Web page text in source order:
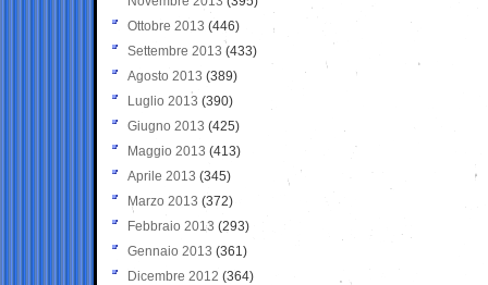
Ottobre 2013 (446)
Settembre 2013 (433)
Agosto 2013 (389)
Luglio 2013 (390)
Giugno 2013 (425)
Maggio 2013 (413)
Aprile 2013 (345)
Marzo 2013 (372)
Febbraio 2013 (293)
Gennaio 2013 (361)
Dicembre 2012 (364)